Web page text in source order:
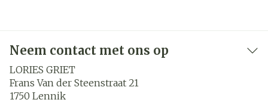
Neem contact met ons op
LORIES GRIET
Frans Van der Steenstraat 21
1750 Lennik